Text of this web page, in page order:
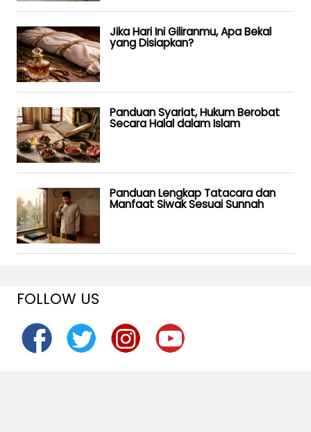
Jika Hari Ini Giliranmu, Apa Bekal
yang Disiapkan?
Panduan Syariat, Hukum Berobat
Secara Halal dalam Islam
Panduan Lengkap Tatacara dan
Manfaat Siwak Sesuai Sunnah
FOLLOW US